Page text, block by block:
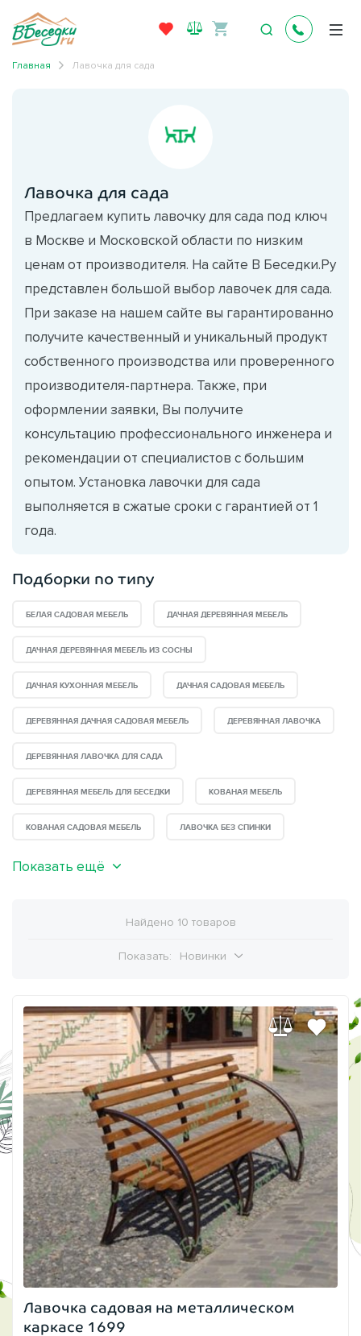
Главная Лавочка для сада
Лавочка для сада
Предлагаем купить лавочку для сада под ключ
в Москве и Московской области по низким
ценам от производителя. На сайте В Беседки.Ру
представлен большой выбор лавочек для сада.
При заказе на нашем сайте вы гарантированно
получите качественный и уникальный продукт
собственного производства или проверенного
производителя-партнера. Также, при
оформлении заявки, Вы получите
консультацию профессионального инженера и
рекомендации от специалистов с большим
опытом. Установка лавочки для сада
выполняется в сжатые сроки с гарантией от 1
года.
Подборки по типу
БЕЛАЯ САДОВАЯ МЕБЕЛЬ ДАЧНАЯ ДЕРЕВЯННАЯ МЕБЕЛЬ
ДАЧНАЯ ДЕРЕВЯННАЯ МЕБЕЛЬ ИЗ СОСНЫ
ДАЧНАЯ КУХОННАЯ МЕБЕЛЬ ДАЧНАЯ САДОВАЯ МЕБЕЛЬ
ДЕРЕВЯННАЯ ДАЧНАЯ САДОВАЯ МЕБЕЛЬ ДЕРЕВЯННАЯ ЛАВОЧКА
ДЕРЕВЯННАЯ ЛАВОЧКА ДЛЯ САДА
ДЕРЕВЯННАЯ МЕБЕЛЬ ДЛЯ БЕСЕДКИ КОВАНАЯ МЕБЕЛЬ
КОВАНАЯ САДОВАЯ МЕБЕЛЬ ЛАВОЧКА БЕЗ СПИНКИ
Показать ещё
Найдено 10 товаров
Показать: Новинки
Лавочка садовая на металлическом
каркасе 1699